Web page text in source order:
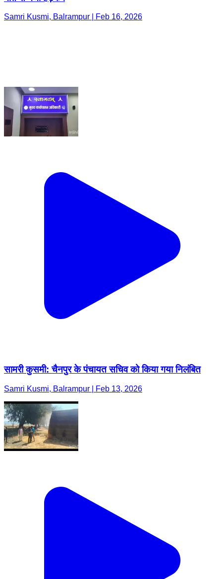
Samri Kusmi, Balrampur | Feb 16, 2026
सामरी कुसमी: चैनपुर के पंचायत सचिव को किया गया निलंबित